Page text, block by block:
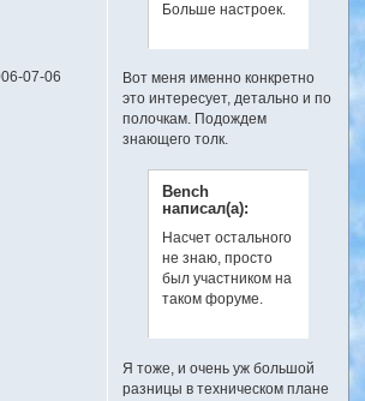
07-06
Больше настроек.
Вот меня именно конкретно
это интересует, детально и по
полочкам. Подождем
знающего толк.
Bench
написал(а):
Насчет остального
не знаю, просто
был участником на
таком форуме.
Я тоже, и очень уж большой
разницы в техническом плане